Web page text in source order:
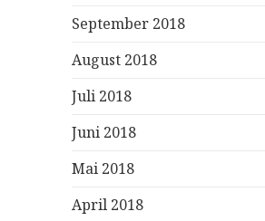
September 2018
August 2018
Juli 2018
Juni 2018
Mai 2018
April 2018